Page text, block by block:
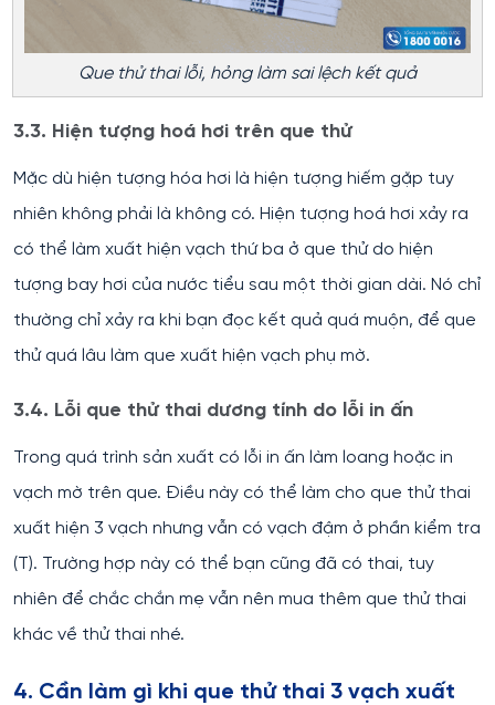
Que thử thai lỗi, hỏng làm sai lệch kết quả
3.3. Hiện tượng hoá hơi trên que thử
Mặc dù hiện tượng hóa hơi là hiện tượng hiếm gặp tuy
nhiên không phải là không có. Hiện tượng hoá hơi xảy ra
có thể làm xuất hiện vạch thứ ba ở que thử do hiện
tượng bay hơi của nước tiểu sau một thời gian dài. Nó chỉ
thường chỉ xảy ra khi bạn đọc kết quả quá muộn, để que
thử quá lâu làm que xuất hiện vạch phụ mờ.
3.4. Lỗi que thử thai dương tính do lỗi in ấn
Trong quá trình sản xuất có lỗi in ấn làm loang hoặc in
vạch mờ trên que. Điều này có thể làm cho que thử thai
xuất hiện 3 vạch nhưng vẫn có vạch đậm ở phần kiểm tra
(T). Trường hợp này có thể bạn cũng đã có thai, tuy
nhiên để chắc chắn mẹ vẫn nên mua thêm que thử thai
khác về thử thai nhé.
4. Cần làm gì khi que thử thai 3 vạch xuất